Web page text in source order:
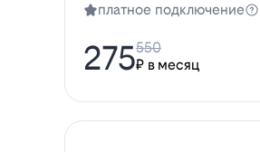
платное подключение
275₽ в месяц
550